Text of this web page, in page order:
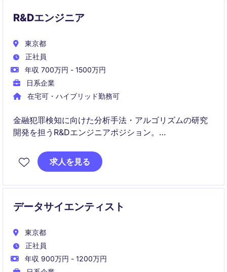
ールです。
R&Dエンジニア
東京都
正社員
年収 700万円 - 1500万円
日系企業
在宅可・ハイブリッド勤務可
金融犯罪検知に向けた分析手法・アルゴリズムの研究
開発を担うR&Dエンジニアポジション。
最新のAI・機械学習・グラフ分析などを活用し、プロ
トタイプ開発から実用化までを推進します。
求人を見る
データサイエンティスト
東京都
正社員
年収 900万円 - 1200万円